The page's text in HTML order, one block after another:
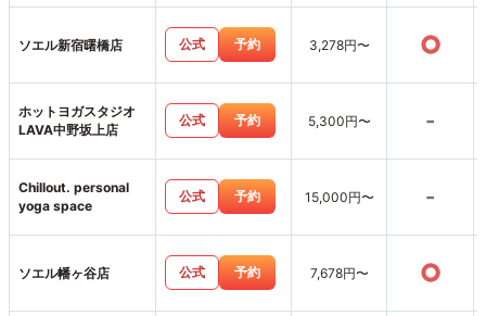
ソエル新宿曙橋店 公式 予約 3,278円〜 ○
ホットヨガスタジオ
LAVA中野坂上店
公式 予約 5,300円〜 -
Chillout. personal
yoga space
公式 予約 15,000円〜 -
ソエル幡ヶ谷店 公式 予約 7,678円〜 ○